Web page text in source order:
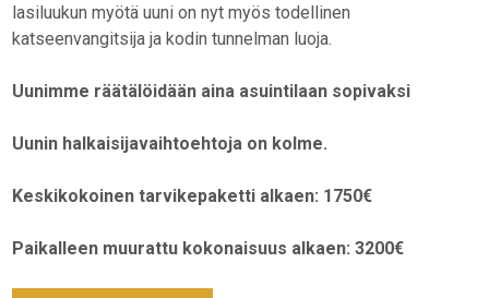
lasiluukun myötä uuni on nyt myös todellinen
katseenvangitsija ja kodin tunnelman luoja.
Uunimme räätälöidään aina asuintilaan sopivaksi
Uunin halkaisijavaihtoehtoja on kolme.
Keskikokoinen tarvikepaketti alkaen: 1750€
Paikalleen muurattu kokonaisuus alkaen: 3200€